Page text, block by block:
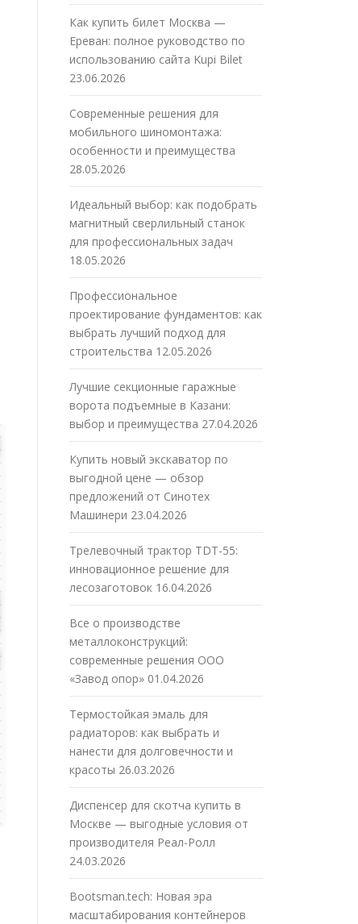
Как купить билет Москва —
Ереван: полное руководство по
использованию сайта Kupi Bilet
23.06.2026
Современные решения для
мобильного шиномонтажа:
особенности и преимущества
28.05.2026
Идеальный выбор: как подобрать
магнитный сверлильный станок
для профессиональных задач
18.05.2026
Профессиональное
проектирование фундаментов: как
выбрать лучший подход для
строительства 12.05.2026
Лучшие секционные гаражные
ворота подъемные в Казани:
выбор и преимущества 27.04.2026
Купить новый экскаватор по
выгодной цене — обзор
предложений от Синотех
Машинери 23.04.2026
Трелевочный трактор TDT-55:
инновационное решение для
лесозаготовок 16.04.2026
Все о производстве
металлоконструкций:
современные решения ООО
«Завод опор» 01.04.2026
Термостойкая эмаль для
радиаторов: как выбрать и
нанести для долговечности и
красоты 26.03.2026
Диспенсер для скотча купить в
Москве — выгодные условия от
производителя Реал-Ролл
24.03.2026
Bootsman.tech: Новая эра
масштабирования контейнеров